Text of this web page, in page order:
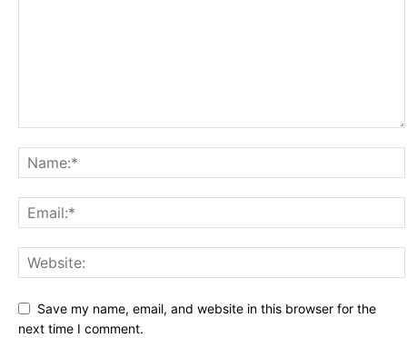
Save my name, email, and website in this browser for the
next time I comment.